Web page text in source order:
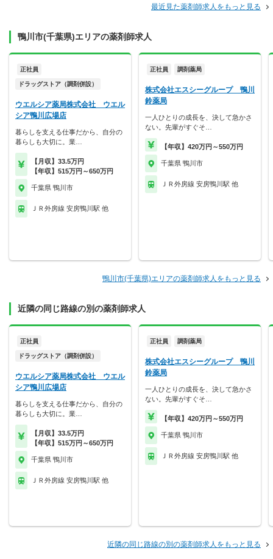
最近見た薬剤師求人をもっと見る
鴨川市(千葉県)エリアの薬剤師求人
正社員
ドラッグストア（調剤併設）
ウエルシア薬局株式会社 ウエル
シア鴨川広場店
暮らしを支える仕事だから、自分の
暮らしも大切に。業…
【月収】33.5万円
【年収】515万円～650万円
千葉県 鴨川市
ＪＲ外房線 安房鴨川駅 他
正社員 調剤薬局
株式会社エスシーグループ 鴨川
鈴薬局
一人ひとりの成長を、決して急かさ
ない。先輩がすぐそ…
【年収】420万円～550万円
千葉県 鴨川市
ＪＲ外房線 安房鴨川駅 他
鴨川市(千葉県)エリアの薬剤師求人をもっと見る
近隣の同じ路線の別の薬剤師求人
正社員
ドラッグストア（調剤併設）
ウエルシア薬局株式会社 ウエル
シア鴨川広場店
暮らしを支える仕事だから、自分の
暮らしも大切に。業…
【月収】33.5万円
【年収】515万円～650万円
千葉県 鴨川市
ＪＲ外房線 安房鴨川駅 他
正社員 調剤薬局
株式会社エスシーグループ 鴨川
鈴薬局
一人ひとりの成長を、決して急かさ
ない。先輩がすぐそ…
【年収】420万円～550万円
千葉県 鴨川市
ＪＲ外房線 安房鴨川駅 他
近隣の同じ路線の別の薬剤師求人をもっと見る